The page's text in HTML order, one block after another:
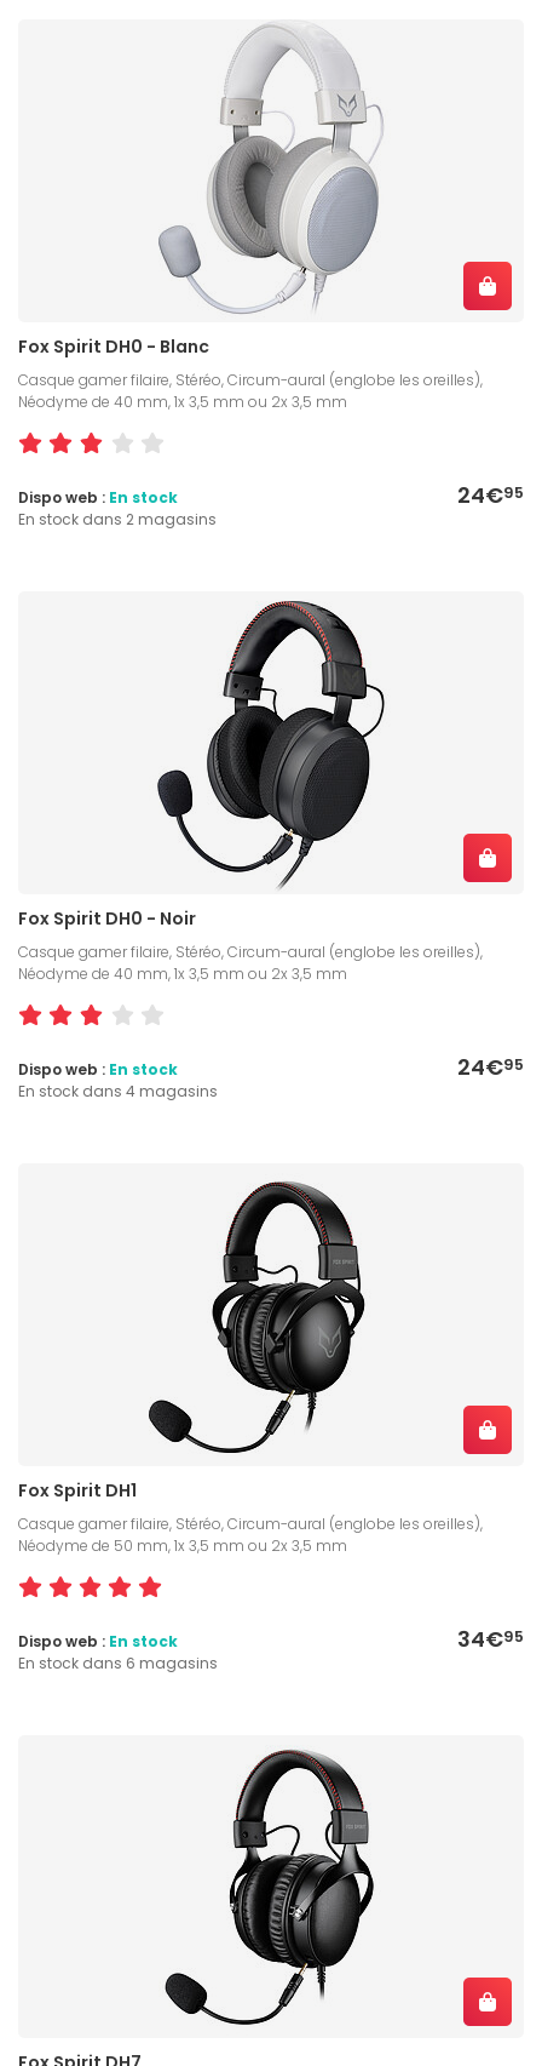
Fox Spirit DH0 - Blanc
Casque gamer filaire, Stéréo, Circum-aural (englobe les oreilles),
Néodyme de 40 mm, 1x 3,5 mm ou 2x 3,5 mm
24€95
Dispo web : En stock
En stock dans 2 magasins
Fox Spirit DH0 - Noir
Casque gamer filaire, Stéréo, Circum-aural (englobe les oreilles),
Néodyme de 40 mm, 1x 3,5 mm ou 2x 3,5 mm
24€95
Dispo web : En stock
En stock dans 4 magasins
Fox Spirit DH1
Casque gamer filaire, Stéréo, Circum-aural (englobe les oreilles),
Néodyme de 50 mm, 1x 3,5 mm ou 2x 3,5 mm
34€95
Dispo web : En stock
En stock dans 6 magasins